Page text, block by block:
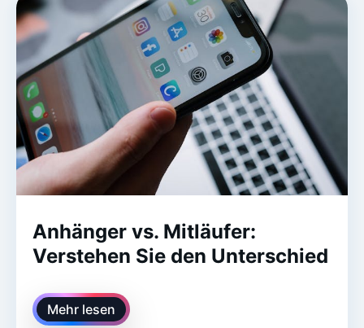
Anhänger vs. Mitläufer:
Verstehen Sie den Unterschied
Mehr lesen